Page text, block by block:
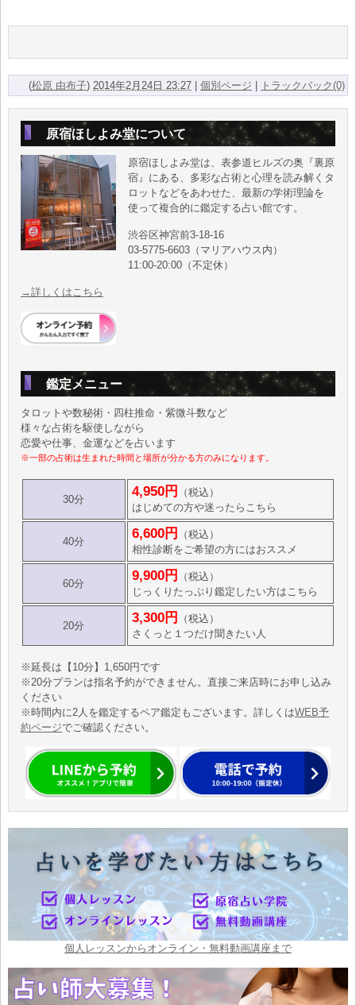
(松原 由布子) 2014年2月24日 23:27 |個別ページ トラックバック(0)
原宿ほしよみ堂について
原宿ほしよみ堂は、表参道ヒルズの奥『裏原
宿』にある、多彩な占術と心理を読み解くタ
ロットなどをあわせた、最新の学術理論を
使って複合的に鑑定する占い館です。
渋谷区神宮前3-18-16
03-5775-6603（マリアハウス内）
11:00-20:00（不定休）
→詳しくはこちら
鑑定メニュー
タロットや数秘術・四柱推命・紫微斗数など
様々な占術を駆使しながら
恋愛や仕事、金運などを占います
※一部の占術は生まれた時間と場所が分かる方のみになります。
30分
4,950円
（税込）
はじめての方や迷ったらこちら
40分
6,600円
（税込）
相性診断をご希望の方にはおススメ
60分
9,900円
（税込）
じっくりたっぷり鑑定したい方はこちら
20分
3,300円
（税込）
さくっと１つだけ聞きたい人
※延長は【10分】1,650円です
※20分プランは指名予約ができません。直接ご来店時にお申し込み
ください
※時間内に2人を鑑定するペア鑑定もございます。詳しくはWEB予
約ページでご確認ください。
個人レッスンからオンライン・無料動画講座まで